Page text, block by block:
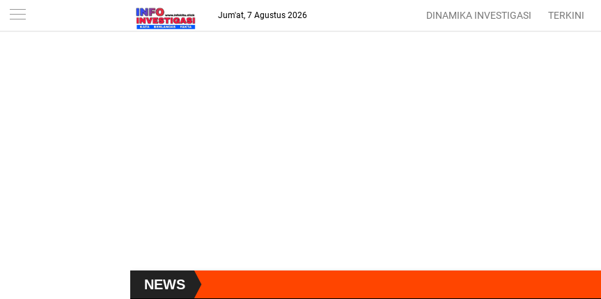
-->
Jum'at, 7 Agustus 2026 DINAMIKA INVESTIGASI TERKINI
NEWS